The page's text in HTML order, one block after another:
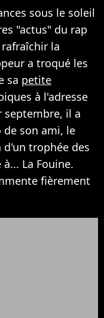
sous le soleil
"actus" du rap
la
a troqué les
sa petite
à l'adresse
septembre, il a
son ami, le
d'un trophée des
La Fouine.
fièrement